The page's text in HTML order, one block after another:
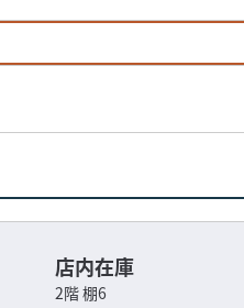
店内在庫
2階 棚6